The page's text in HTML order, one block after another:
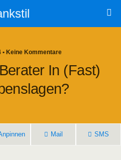
• Keine Kommentare
In (fast)
Mail SMS